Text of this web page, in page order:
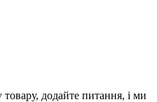
додайте питання, і ми